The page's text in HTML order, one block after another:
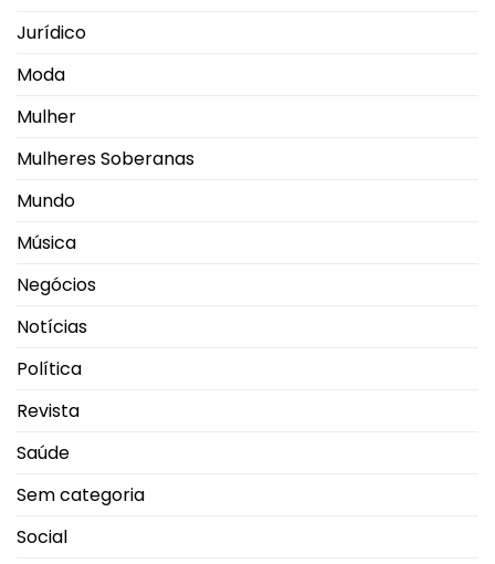
Jurídico
Moda
Mulher
Mulheres Soberanas
Mundo
Música
Negócios
Notícias
Política
Revista
Saúde
Sem categoria
Social